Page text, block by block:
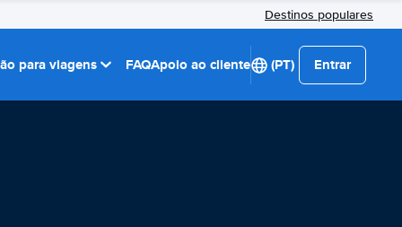
Destinos populares
para viagens FAQApoio ao cliente (PT) Entrar